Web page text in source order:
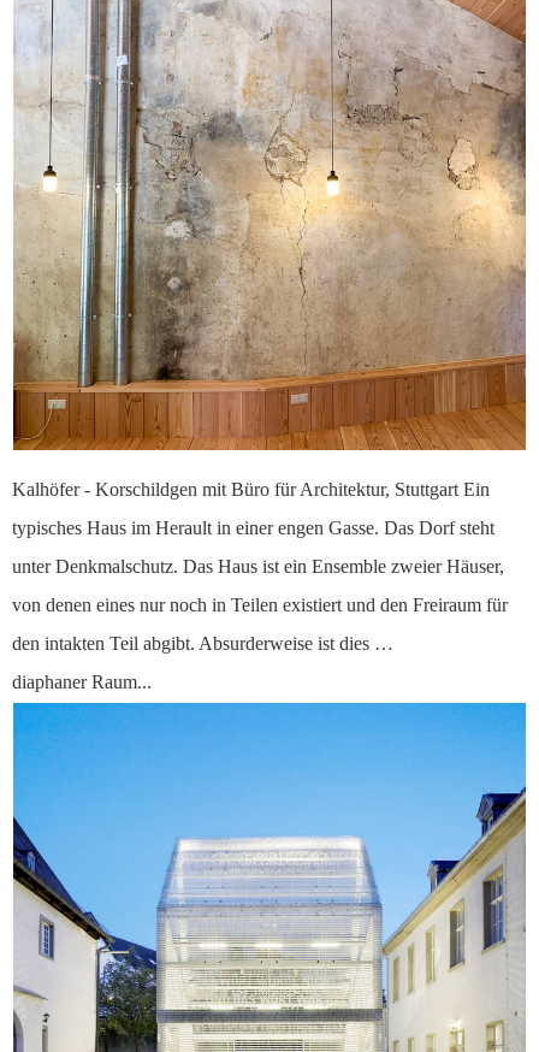
Kalhöfer - Korschildgen mit Büro für Architektur, Stuttgart Ein
typisches Haus im Herault in einer engen Gasse. Das Dorf steht
unter Denkmalschutz. Das Haus ist ein Ensemble zweier Häuser,
von denen eines nur noch in Teilen existiert und den Freiraum für
den intakten Teil abgibt. Absurderweise ist dies …
diaphaner Raum...